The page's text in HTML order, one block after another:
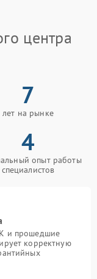
центра
7
лет на рынке
4
опыт работы
специалистов
и прошедшие
корректную